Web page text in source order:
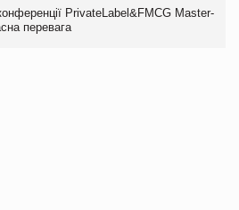
PrivateLabel&FMCG Master-
перевага